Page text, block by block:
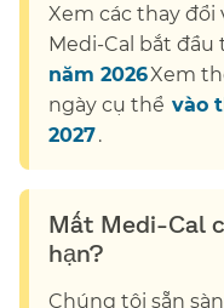
Xem các thay
Medi-Cal bắt đầu
năm 2026​​Xem
ngày cụ thể​​ vào
2027​​.
Mất Medi-Cal
hạn?​​
Chúng tôi sẵn